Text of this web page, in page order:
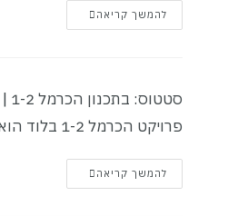
להמשך קריאה
פרויקט הכרמל 1-2 בלוד הוא פרויקט התחדשות עירונית רחב היקף,…
להמשך קריאה